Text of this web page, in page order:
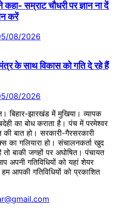
सम्राट चौधरी पर ज्ञान ना दें
करें
08/2026
के साथ विकास को गति दे रहे हैं
08/2026
बिहार-झारखंड में मुखिया। व्यापक
का बोध कराता है। पंच में परमेश्वर
की बात हो। सरकारी-गैरसरकारी
का गलियारा हो। संचालनकर्ता खुद
बाकी जगहों पर अघोषित। पंचायत
अपनी गतिविधियों को यहां शेयर
आपकी गतिविधियों को प्रकाशित